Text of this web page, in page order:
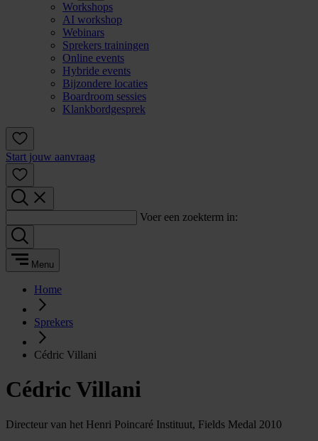
Workshops
AI workshop
Webinars
Sprekers trainingen
Online events
Hybride events
Bijzondere locaties
Boardroom sessies
Klankbordgesprek
Start jouw aanvraag
Voer een zoekterm in:
Menu
Home
Sprekers
Cédric Villani
Cédric Villani
Directeur van het Henri Poincaré Instituut, Fields Medal 2010